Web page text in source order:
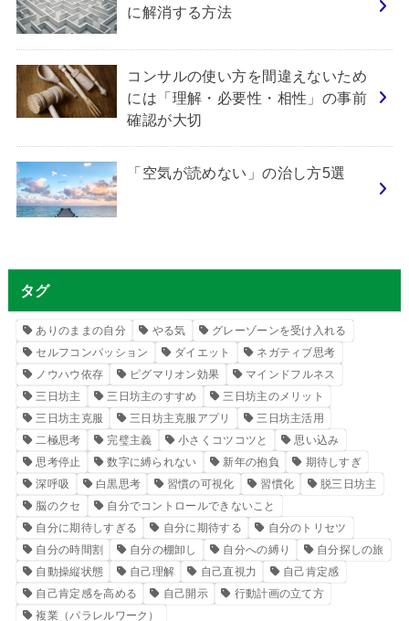
に解消する方法
コンサルの使い方を間違えないため
には「理解・必要性・相性」の事前
確認が大切
「空気が読めない」の治し方5選
タグ
ありのままの自分 やる気
グレーゾーンを受け入れる
セルフコンパッション
ダイエット
ネガティブ思考
ノウハウ依存
ピグマリオン効果
マインドフルネス
三日坊主
三日坊主のすすめ
三日坊主のメリット
三日坊主克服
三日坊主克服アプリ
三日坊主活用
二極思考
完璧主義 小さくコツコツと
思い込み
思考停止
数字に縛られない 新年の抱負
期待しすぎ
深呼吸
白黒思考 習慣の可視化 習慣化
脱三日坊主
脳のクセ
自分でコントロールできないこと
自分に期待しすぎる
自分に期待する
自分のトリセツ
自分の時間割
自分の棚卸し 自分への縛り
自分探しの旅
自動操縦状態
自己理解 自己直視力
自己肯定感
自己肯定感を高める
自己開示
行動計画の立て方
複業（パラレルワーク）